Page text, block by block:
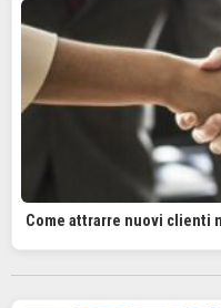
Come attrarre nuovi